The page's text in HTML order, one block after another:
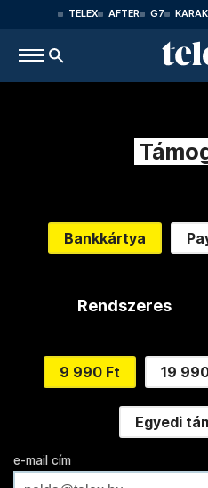
TELEX AFTER G7
Bankkártya
Rendszeres
9 990 Ft 19
Egyedi
e-mail cím